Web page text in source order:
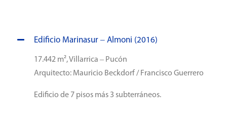
Edificio Marinasur – Almoni (2016)
17.442 m², Villarrica – Pucón
Arquitecto: Mauricio Beckdorf / Francisco Guerrero
Edificio de 7 pisos más 3 subterráneos.